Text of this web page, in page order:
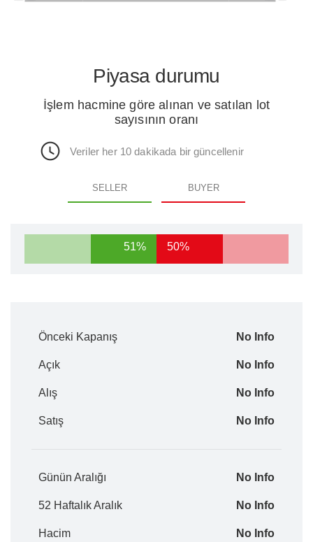
Piyasa durumu
İşlem hacmine göre alınan ve satılan lot
sayısının oranı
Veriler her 10 dakikada bir güncellenir
SELLER BUYER
51% 50%
Önceki Kapanış No Info
Açık No Info
Alış No Info
Satış No Info
Günün Aralığı No Info
52 Haftalık Aralık No Info
Hacim No Info